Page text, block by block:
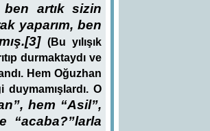
artık sizin
yaparım, ben
(Bu yılışık
durmaktaydı ve
Hem Oğuzhan
O
hem “Asil”,
“acaba?”larla